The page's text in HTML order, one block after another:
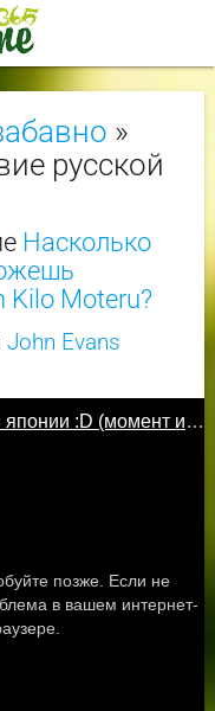
»
русской
Насколько
Kilo Moteru?
John Evans